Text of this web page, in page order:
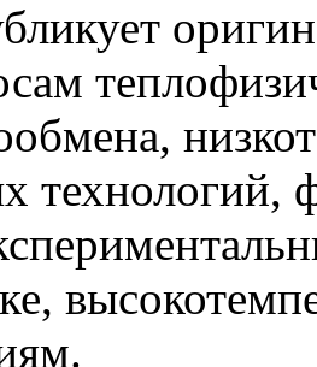
технологий,